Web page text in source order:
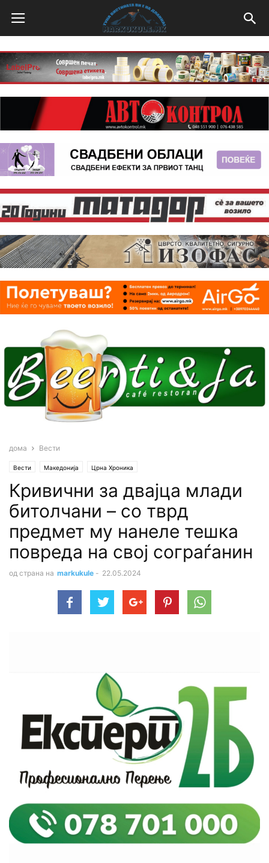
дома Вести
Вести Македонија Црна Хроника
Кривични за двајца млади
битолчани – со тврд
предмет му нанеле тешка
повреда на свој сограѓанин
од страна на markukule - 22.05.2024